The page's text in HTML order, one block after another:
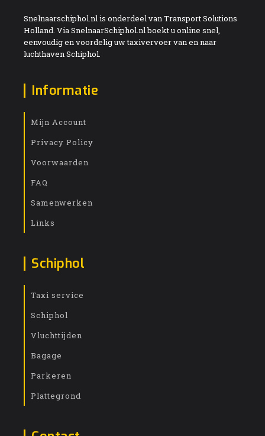
Snelnaarschiphol.nl is onderdeel van Transport Solutions
Holland. Via SnelnaarSchiphol.nl boekt u online snel,
eenvoudig en voordelig uw taxivervoer van en naar
luchthaven Schiphol.
Informatie
Mijn Account
Privacy Policy
Voorwaarden
FAQ
Samenwerken
Links
Schiphol
Taxi service
Schiphol
Vluchttijden
Bagage
Parkeren
Plattegrond